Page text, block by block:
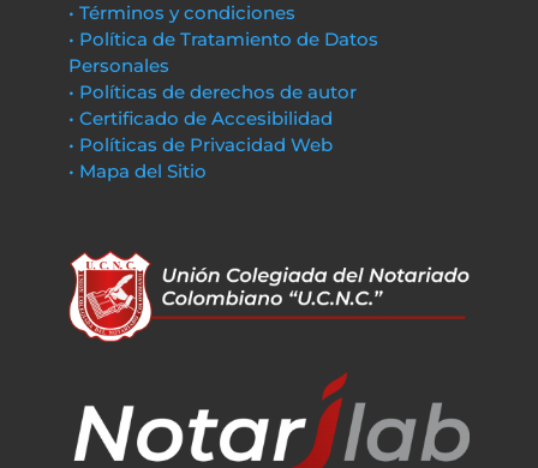
• Términos y condiciones
• Política de Tratamiento de Datos
Personales
• Políticas de derechos de autor
• Certificado de Accesibilidad
• Políticas de Privacidad Web
• Mapa del Sitio